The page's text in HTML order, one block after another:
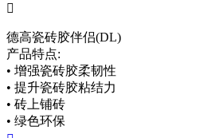

德高瓷砖胶伴侣(DL)
产品特点:
• 增强瓷砖胶柔韧性
• 提升瓷砖胶粘结力
• 砖上铺砖
• 绿色环保